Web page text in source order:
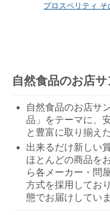
プロスペリティ そ
自然食品のお店
自然食品のお店サ
品」をテーマに、
と豊富に取り揃え
出来るだけ新しい
ほとんどの商品を
ら各メーカー・問
方式を採用してお
態でお届けしていま